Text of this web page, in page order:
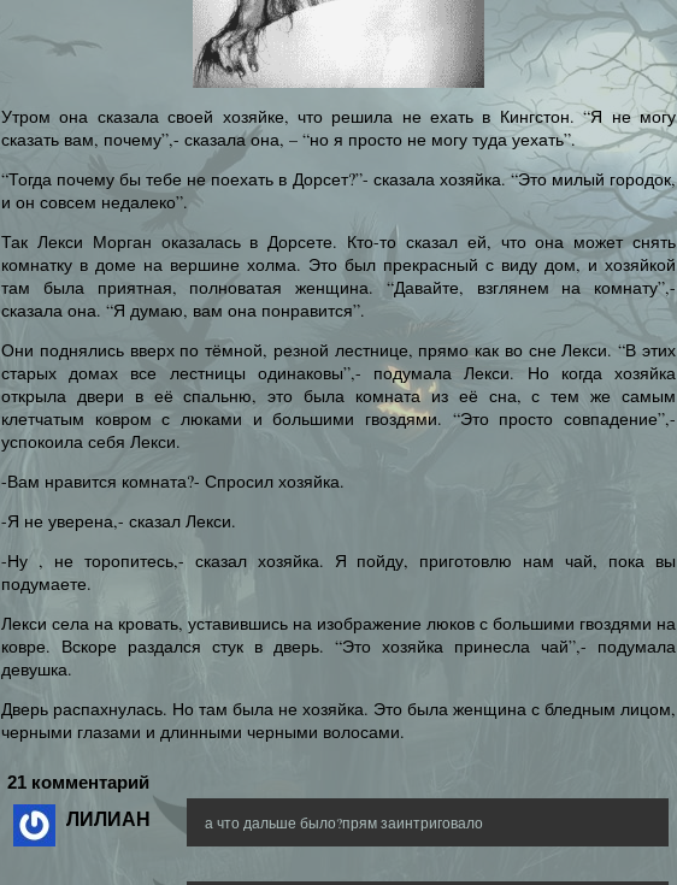
Утром она сказала своей хозяйке, что решила не ехать в Кингстон. “Я не могу
сказать вам, почему”,- сказала она, – “но я просто не могу туда уехать”.
“Тогда почему бы тебе не поехать в Дорсет?”- сказала хозяйка. “Это милый городок,
и он совсем недалеко”.
Так Лекси Морган оказалась в Дорсете. Кто-то сказал ей, что она может снять
комнатку в доме на вершине холма. Это был прекрасный с виду дом, и хозяйкой
там была приятная, полноватая женщина. “Давайте, взглянем на комнату”,-
сказала она. “Я думаю, вам она понравится”.
Они поднялись вверх по тёмной, резной лестнице, прямо как во сне Лекси. “В этих
старых домах все лестницы одинаковы”,- подумала Лекси. Но когда хозяйка
открыла двери в её спальню, это была комната из её сна, с тем же самым
клетчатым ковром с люками и большими гвоздями. “Это просто совпадение”,-
успокоила себя Лекси.
-Вам нравится комната?- Спросил хозяйка.
-Я не уверена,- сказал Лекси.
-Ну , не торопитесь,- сказал хозяйка. Я пойду, приготовлю нам чай, пока вы
подумаете.
Лекси села на кровать, уставившись на изображение люков с большими гвоздями на
ковре. Вскоре раздался стук в дверь. “Это хозяйка принесла чай”,- подумала
девушка.
Дверь распахнулась. Но там была не хозяйка. Это была женщина с бледным лицом,
черными глазами и длинными черными волосами.
21 комментарий
ЛИЛИАН а что дальше было?прям заинтриговало